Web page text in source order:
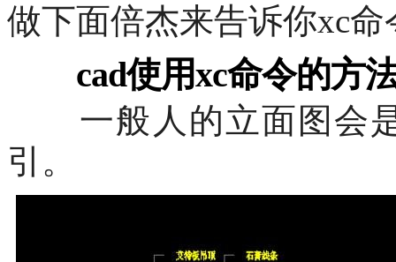
做下面倍杰来告诉你xc命
cad使用xc命令的方
一般人的立面图会是
引。